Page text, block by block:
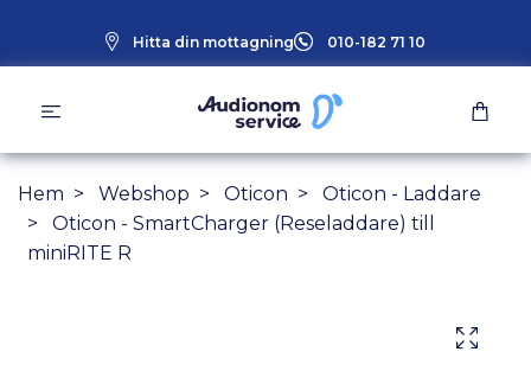
Hitta din mottagning 010-182 71 10
Hem Webshop Oticon
Oticon - Laddare
Oticon - SmartCharger (Reseladdare) till
miniRITE R